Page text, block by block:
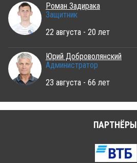
Роман Задирака
Защитник
22 августа - 20 лет
Юрий Доброволянский
Администратор
23 августа - 66 лет
ПАРТНЁРЫ